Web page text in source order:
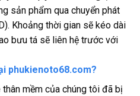
sản phẩm qua chuyển phát
Khoảng thời gian sẽ kéo dài
bưu tá sẽ liên hệ trước với
phukienoto68.com?
mềm của chúng tôi đã bị